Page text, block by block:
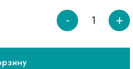
- +